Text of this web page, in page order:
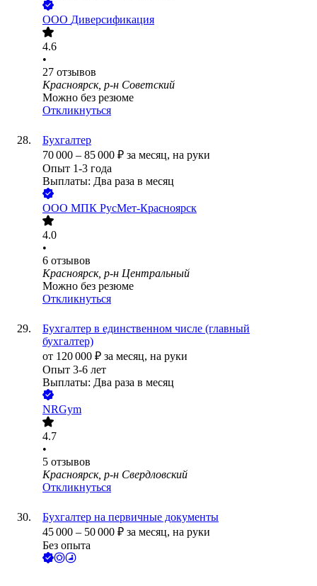
ООО Диверсификация
4.6
•
27 отзывов
Красноярск, р-н Советский
Можно без резюме
Откликнуться
Бухгалтер
70 000 – 85 000 ₽ за месяц, на руки
Опыт 1-3 года
Выплаты: Два раза в месяц
ООО МПК РусМет-Красноярск
4.0
•
6 отзывов
Красноярск, р-н Центральный
Можно без резюме
Откликнуться
Бухгалтер в единственном числе (главный
бухгалтер)
от 120 000 ₽ за месяц, на руки
Опыт 3-6 лет
Выплаты: Два раза в месяц
NRGym
4.7
•
5 отзывов
Красноярск, р-н Свердловский
Откликнуться
Бухгалтер на первичные документы
45 000 – 50 000 ₽ за месяц, на руки
Без опыта